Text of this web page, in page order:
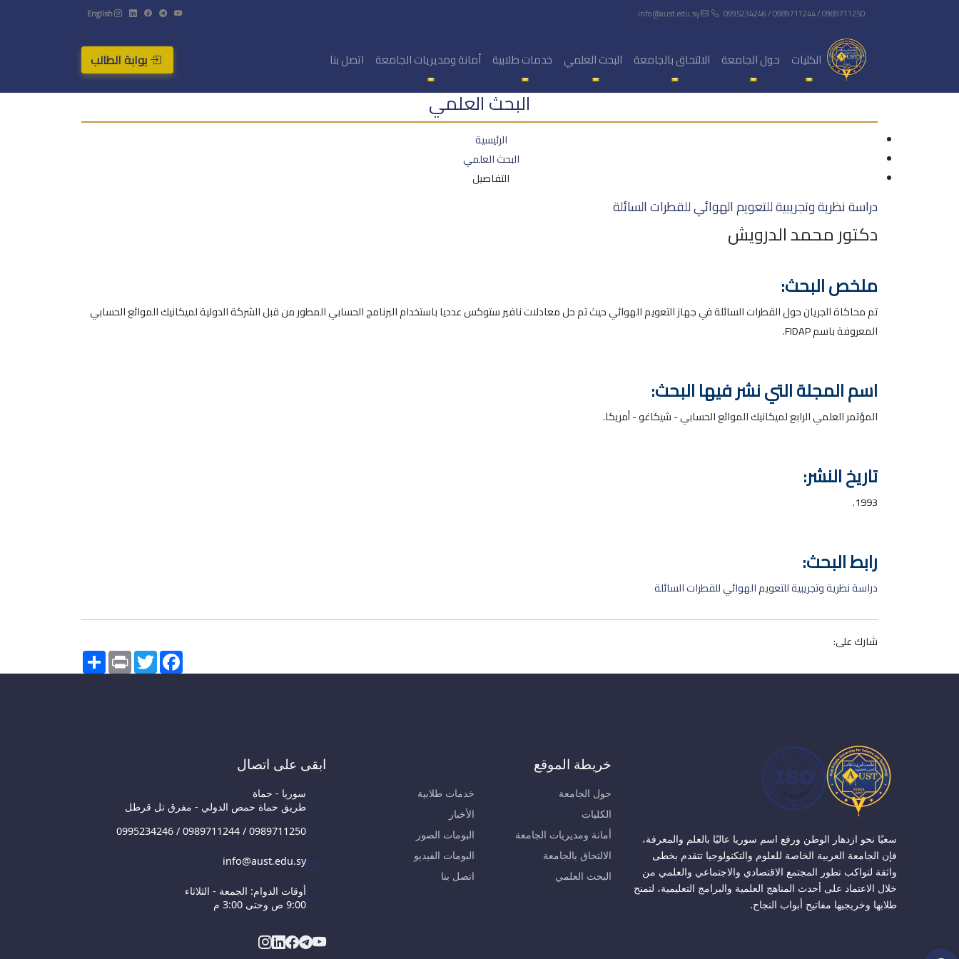
0995234246 / 0989711244 / 0989711250
English
الكليات حول الجامعة الالتحاق بالجامعة البحث العلمي خدمات طلابية أمانة ومديريات الجامعة اتصل بنا بوابة الطالب
البحث العلمي
الرئيسية
البحث العلمي
التفاصيل
دراسة نظرية وتجريبية للتعويم الهوائي للقطرات السائلة
دكتور محمد الدرويش
ملخص البحث:
تم محاكاة الجريان حول القطرات السائلة في جهاز التعويم الهوائي حيث تم حل معادلات نافير ستوكس عدديا باستخدام البرنامج الحسابي المطور من قبل الشركة الدولية لميكانيك الموائع الحسابي
المعروفة باسم FIDAP.
اسم المجلة التي نشر فيها البحث:
المؤتمر العلمي الرابع لميكانيك الموائع الحسابي - شيكاغو - أمريكا.
تاريخ النشر:
1993.
رابط البحث:
دراسة نظرية وتجريبية للتعويم الهوائي للقطرات السائلة
شارك على:
Share PrintTwitterFacebook
سعيًا نحو ازدهار الوطن ورفع اسم سوريا عاليًا بالعلم والمعرفة،
فإن الجامعة العربية الخاصة للعلوم والتكنولوجيا تتقدم بخطى
واثقة لتواكب تطور المجتمع الاقتصادي والاجتماعي والعلمي من
خلال الاعتماد على أحدث المناهج العلمية والبرامج التعليمية، لتمنح
طلابها وخريجيها مفاتيح أبواب النجاح.
خريطة الموقع
حول الجامعة
الكليات
أمانة ومديريات الجامعة
الالتحاق بالجامعة
البحث العلمي
خدمات طلابية
الأخبار
البومات الصور
البومات الفيديو
اتصل بنا
ابقى على اتصال
سوريا - حماة
طريق حماة حمص الدولي - مفرق تل قرطل
0995234246 / 0989711244 / 0989711250
info@aust.edu.sy
أوقات الدوام: الجمعة - الثلاثاء
9:00 ص وحتى 3:00 م